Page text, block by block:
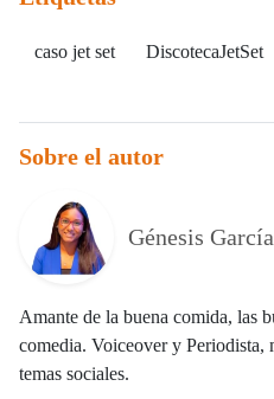
caso jet set DiscotecaJetSet
Sobre el autor
Génesis García
Amante de la buena comida, las
comedia. Voiceover y Periodista,
temas sociales.